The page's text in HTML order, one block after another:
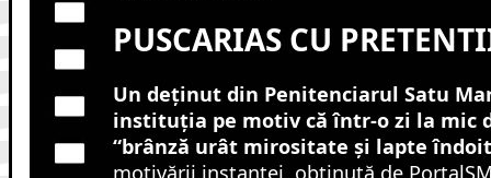
PUSCARIAS CU
Un deţinut din Penitenciarul Satu
instituţia pe motiv că într-o zi la mic
“brânză urât mirositate şi lapte îndoit
motivării instanţei, obţinută de